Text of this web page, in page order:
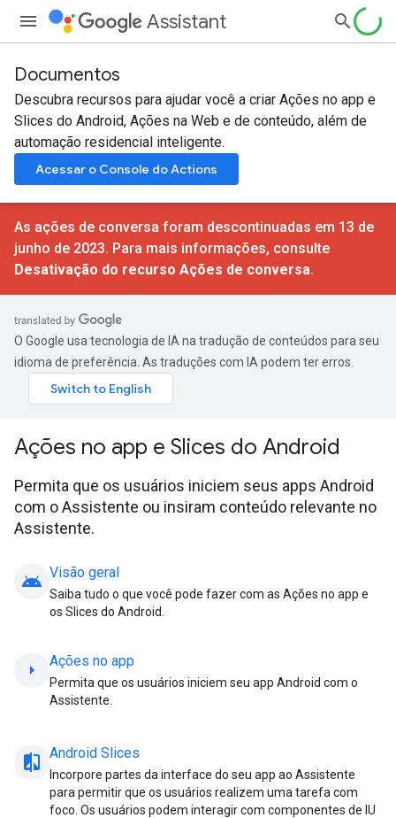
Assistant
Documentos
Descubra recursos para ajudar você a criar Ações no app e
Slices do Android, Ações na Web e de conteúdo, além de
automação residencial inteligente.
Acessar o Console do Actions
As ações de conversa foram descontinuadas em 13 de
junho de 2023. Para mais informações, consulte
Desativação do recurso Ações de conversa.
O Google usa tecnologia de IA na tradução de conteúdos para seu
idioma de preferência. As traduções com IA podem ter erros.
Ações no app e Slices do Android
Permita que os usuários iniciem seus apps Android
com o Assistente ou insiram conteúdo relevante no
Assistente.
android Visão geral
Saiba tudo o que você pode fazer com as Ações no app e
os Slices do Android.
arrow_right Ações no app
Permita que os usuários iniciem seu app Android com o
Assistente.
compare_arrow
Android Slices
Incorpore partes da interface do seu app ao Assistente
para permitir que os usuários realizem uma tarefa com
foco. Os usuários podem interagir com componentes de IU